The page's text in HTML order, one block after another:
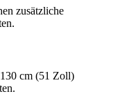
zusätzliche
cm (51 Zoll)